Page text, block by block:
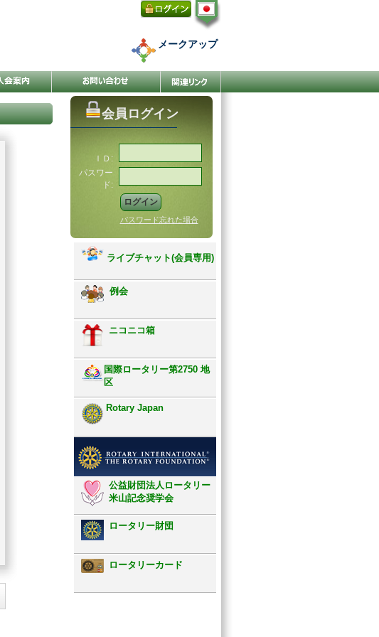
メークアップ
会員ログイン
ＩＤ:
パスワー
ド:
パスワード忘れた場合
ライブチャット(会員専用)
例会
ニコニコ箱
国際ロータリー第2750 地
区
Rotary Japan
公益財団法人ロータリー
米山記念奨学会
ロータリー財団
ロータリーカード